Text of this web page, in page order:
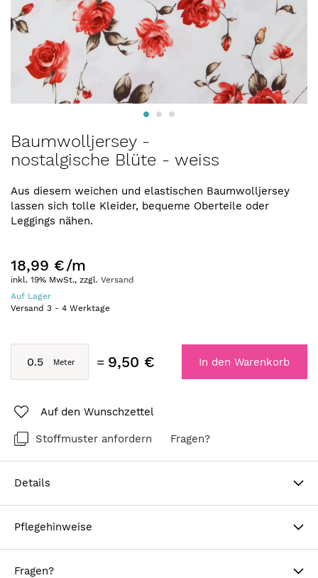
Anfang
der
springen
Baumwolljersey -
nostalgische Blüte - weiss
Aus diesem weichen und elastischen Baumwolljersey
lassen sich tolle Kleider, bequeme Oberteile oder
Leggings nähen.
18,99 €/m
inkl. 19% MwSt., zzgl. Versand
Auf Lager
Versand 3 - 4 Werktage
9,50 € In den Warenkorb
Auf den Wunschzettel
Stoffmuster anfordern Fragen?
Details
Pflegehinweise
Fragen?